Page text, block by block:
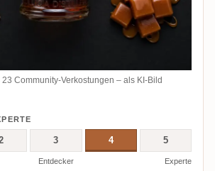
Community-Verkostungen – als KI-Bild
3 4 5
Entdecker Experte